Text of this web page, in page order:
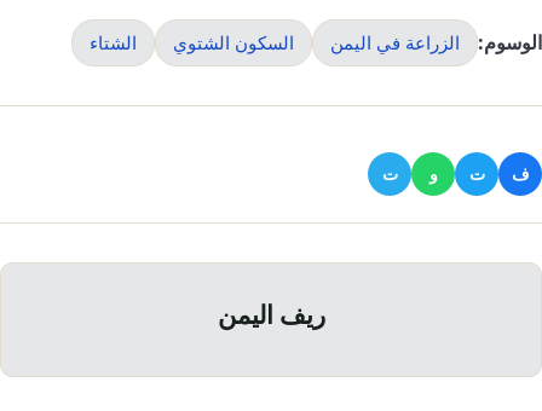
الوسوم: الزراعة في اليمن السكون الشتوي الشتاء
ف ت و ت
ريف اليمن